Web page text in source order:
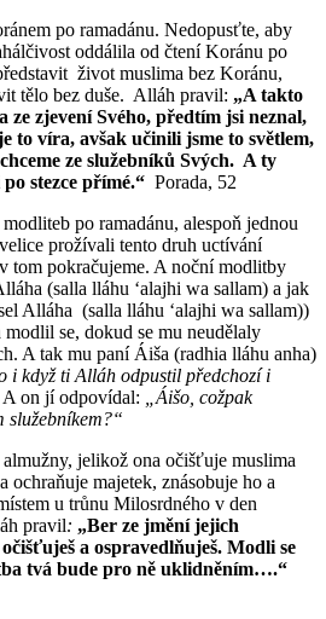
po ramadánu. Nedopusťte, aby
oddálila od čtení Koránu po
život muslima bez Koránu,
tělo bez duše. Alláh pravil: „A takto
ze zjevení Svého, předtím jsi neznal,
to víra, avšak učinili jsme to světlem,
ze služebníků Svých. A ty
stezce přímé.“ Porada, 52
po ramadánu, alespoň jednou
prožívali tento druh uctívání
tom pokračujeme. A noční modlitby
(salla lláhu ʻalajhi wa sallam) a jak
Alláha (salla lláhu ʻalajhi wa sallam))
se, dokud se mu neudělaly
A tak mu paní Áiša (radhia lláhu anha)
i když ti Alláh odpustil předchozí i
A on jí odpovídal:
„Áišo, cožpak
služebníkem?“
jelikož ona očišťuje muslima
ochraňuje majetek, znásobuje ho a
u trůnu Milosrdného v den
pravil: „Ber ze jmění jejich
a ospravedlňuješ. Modli se
tvá bude pro ně uklidněním….“